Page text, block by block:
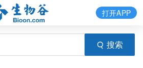
搜索
打开APP